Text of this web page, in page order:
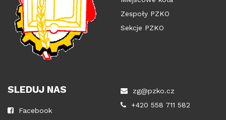
Zespoły PZKO
Sekcje PZKO
SLEDUJ NAS
Facebook
zg@pzko.cz
+420 558 711 582